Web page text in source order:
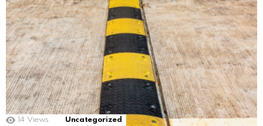
14 Views Uncategorized